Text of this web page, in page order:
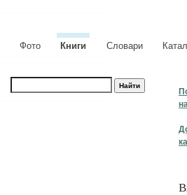
Фото Книги Словари